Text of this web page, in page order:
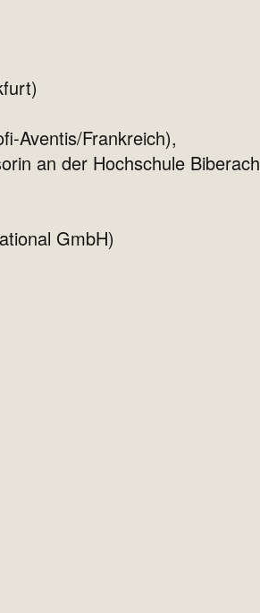
Aventis/Frankreich),
an der Hochschule Biberach
GmbH)